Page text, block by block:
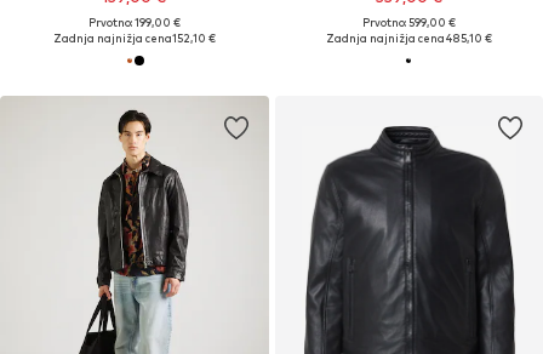
Prvotno: 199,00 €
Zadnja najnižja cena152,10 €
Prvotno: 599,00 €
Zadnja najnižja cena485,10 €